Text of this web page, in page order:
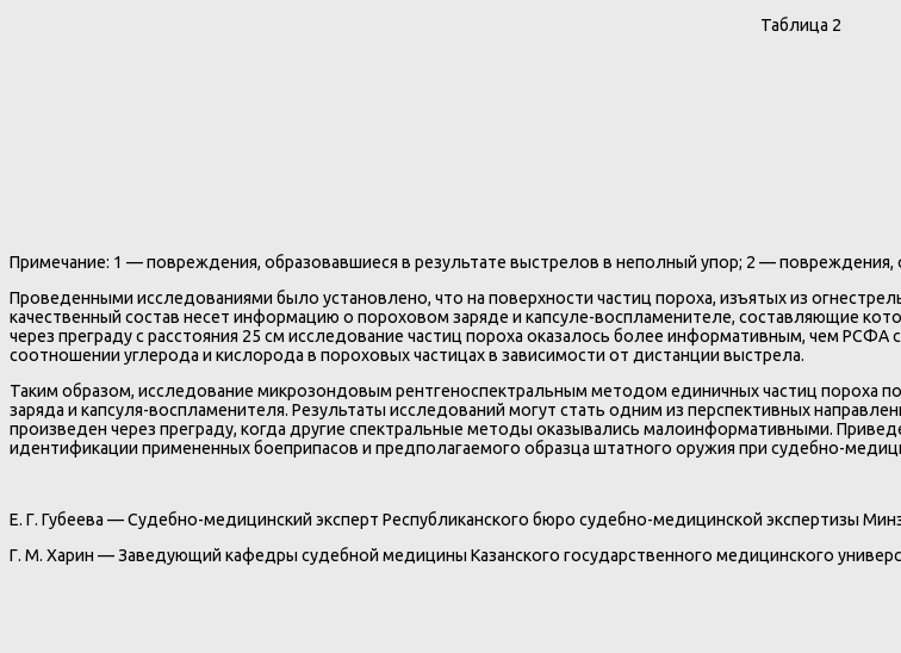
Таблица 2
Примечание: 1 — повреждения, образовавшиеся в результате выстрелов в неполный упор; 2 — повреждения,
Проведенными исследованиями было установлено, что на поверхности частиц пороха, изъятых из
качественный состав несет информацию о пороховом заряде и капсуле-воспламенителе, составляющие
через преграду с расстояния 25 см исследование частиц пороха оказалось более информативным, чем
соотношении углерода и кислорода в пороховых частицах в зависимости от дистанции выстрела.
Таким образом, исследование микрозондовым рентгеноспектральным методом единичных частиц пороха
заряда и капсуля-воспламенителя. Результаты исследований могут стать одним из перспективных
произведен через преграду, когда другие спектральные методы оказывались малоинформативными.
идентификации примененных боеприпасов и предполагаемого образца штатного оружия при судебно-
Е. Г. Губеева — Судебно-медицинский эксперт Республиканского бюро судебно-медицинской экспертизы
Г. М. Харин — Заведующий кафедры судебной медицины Казанского государственного медицинского